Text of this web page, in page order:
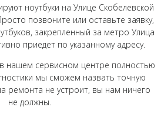
ноутбуки на Улице Скобелевской
позвоните или оставьте заявку,
закрепленный за метро Улица
приедет по указанному адресу.
нашем сервисном центре полностью
мы сможем назвать точную
ремонта не устроит, вы нам ничего
не должны.